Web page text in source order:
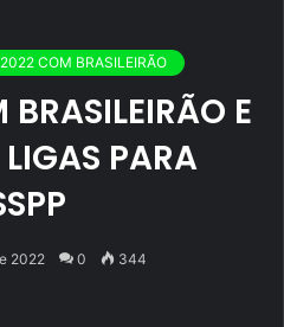
COM BRASILEIRÃO
E
PARA
2022 0 344